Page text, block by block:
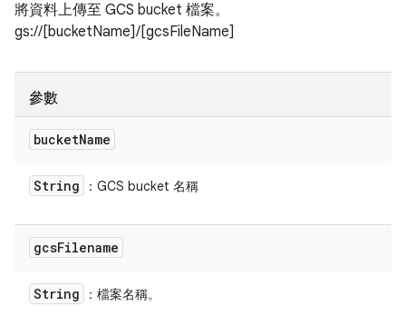
將資料上傳至 GCS bucket 檔案。
gs://[bucketName]/[gcsFileName]
參數
bucketName
String ：GCS bucket 名稱
gcsFilename
String ：檔案名稱。